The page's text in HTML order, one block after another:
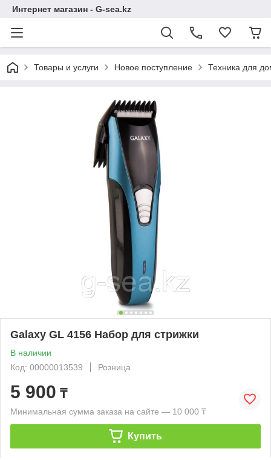
Интернет магазин - G-sea.kz
Товары и услуги Новое поступление Техника для
Galaxy GL 4156 Набор для стрижки
В наличии
Код: 00000013539
Розница
5 900 ₸
Минимальная сумма заказа на сайте — 10 000 ₸
Купить